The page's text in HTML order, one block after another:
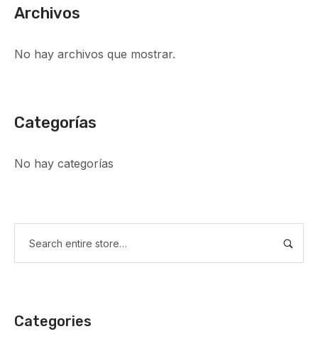
Archivos
No hay archivos que mostrar.
Categorías
No hay categorías
Categories